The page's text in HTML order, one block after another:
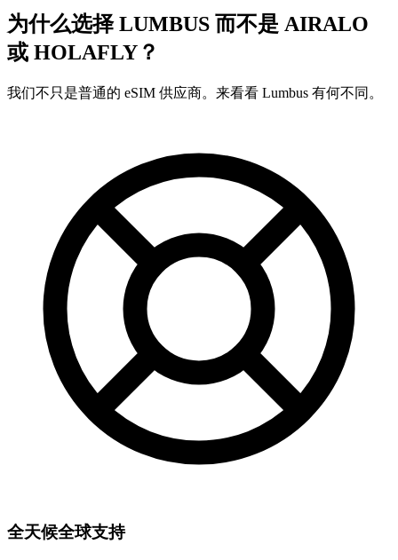
为什么选择 LUMBUS 而不是 AIRALO
或 HOLAFLY？
我们不只是普通的 eSIM 供应商。来看看 Lumbus 有何不同。
全天候全球支持